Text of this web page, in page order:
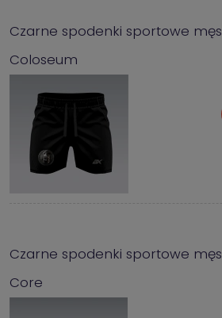
Czarne spodenki sportowe
Coloseum
Czarne spodenki sportowe
Core